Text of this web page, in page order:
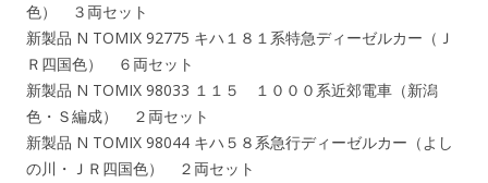
色） ３両セット
新製品 N TOMIX 92775 キハ１８１系特急ディーゼルカー（Ｊ
Ｒ四国色） ６両セット
新製品 N TOMIX 98033 １１５ １０００系近郊電車（新潟
色・Ｓ編成） ２両セット
新製品 N TOMIX 98044 キハ５８系急行ディーゼルカー（よし
の川・ＪＲ四国色） ２両セット